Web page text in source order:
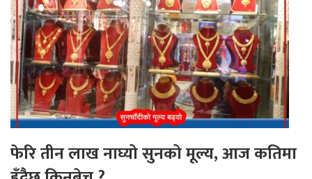
फेरि तीन लाख नाघ्यो सुनको मूल्य, आज कतिमा